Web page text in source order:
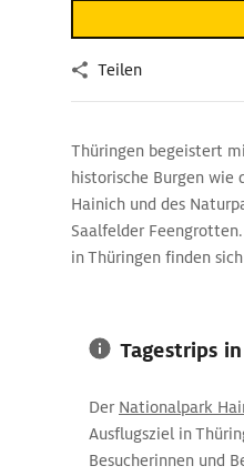
Teilen
Thüringen begeistert
historische Burgen wie
Hainich und des
Saalfelder
in Thüringen finden
Tagestrips
Der Nationalpark
Ausflugsziel in
Besucherinnen und